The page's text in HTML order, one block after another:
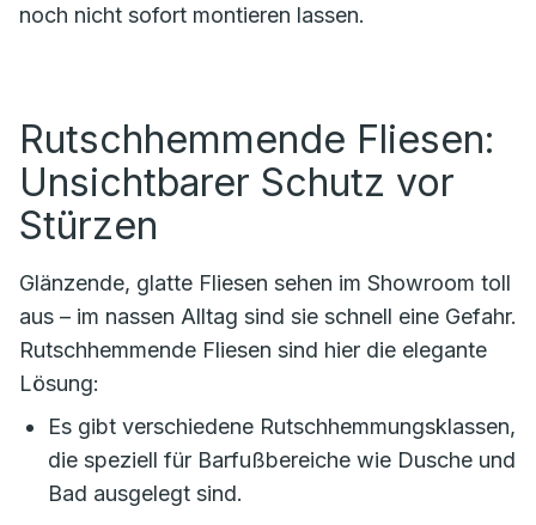
noch nicht sofort montieren lassen.
Rutschhemmende Fliesen:
Unsichtbarer Schutz vor
Stürzen
Glänzende, glatte Fliesen sehen im Showroom toll
aus – im nassen Alltag sind sie schnell eine Gefahr.
Rutschhemmende Fliesen sind hier die elegante
Lösung:
Es gibt verschiedene Rutschhemmungsklassen,
die speziell für Barfußbereiche wie Dusche und
Bad ausgelegt sind.